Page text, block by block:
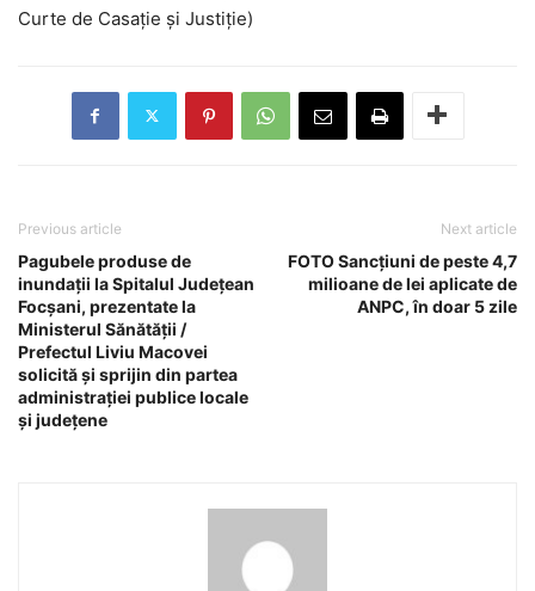
Curte de Casație și Justiție)
Previous article
Pagubele produse de
inundații la Spitalul Județean
Focșani, prezentate la
Ministerul Sănătății /
Prefectul Liviu Macovei
solicită și sprijin din partea
administrației publice locale
și județene
Next article
FOTO Sancțiuni de peste 4,7
milioane de lei aplicate de
ANPC, în doar 5 zile